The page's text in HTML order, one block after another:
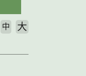
中 大